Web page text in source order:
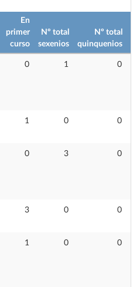
En
primer
curso
Nº total
sexenios
Nº total
quinquenios
0 1 0
1 0 0
0 3 0
3 0 0
1 0 0